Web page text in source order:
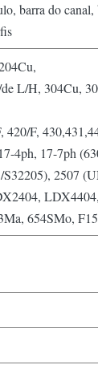
barra do
L/H, 304Cu,
420/F,
4ph, 17-7ph
2507
654SMo,